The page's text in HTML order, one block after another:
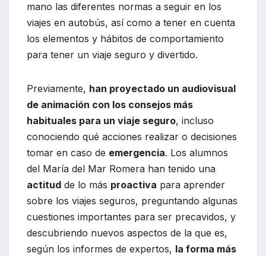
mano las diferentes normas a seguir en los
viajes en autobús, así como a tener en cuenta
los elementos y hábitos de comportamiento
para tener un viaje seguro y divertido.
Previamente, han proyectado un audiovisual
de animación con los consejos más
habituales para un viaje seguro, incluso
conociendo qué acciones realizar o decisiones
tomar en caso de emergencia. Los alumnos
del María del Mar Romera han tenido una
actitud de lo más proactiva para aprender
sobre los viajes seguros, preguntando algunas
cuestiones importantes para ser precavidos, y
descubriendo nuevos aspectos de la que es,
según los informes de expertos, la forma más